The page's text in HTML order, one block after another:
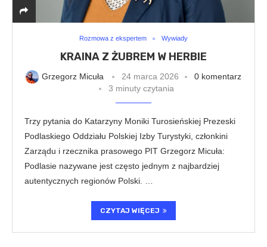
Rozmowa z ekspertem Wywiady
KRAINA Z ŻUBREM W HERBIE
Grzegorz Micuła 24 marca 2026
0 komentarz
3 minuty czytania
Trzy pytania do Katarzyny Moniki Turosieńskiej Prezeski
Podlaskiego Oddziału Polskiej Izby Turystyki, członkini
Zarządu i rzecznika prasowego PIT Grzegorz Micuła:
Podlasie nazywane jest często jednym z najbardziej
autentycznych regionów Polski. …
CZYTAJ WIĘCEJ